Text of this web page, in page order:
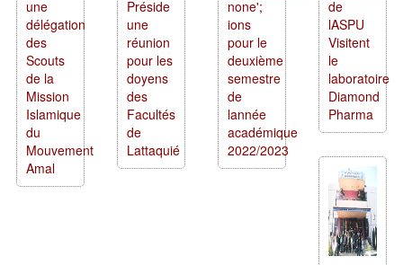
une
délégation
des
Scouts
de la
Mission
Islamique
du
Mouvement
Amal
Préside
une
réunion
pour les
doyens
des
Facultés
de
Lattaquié
none';
ions
pour le
deuxième
semestre
de
lannée
académique
2022/2023
de
lASPU
Visitent
le
laboratoire
Diamond
Pharma